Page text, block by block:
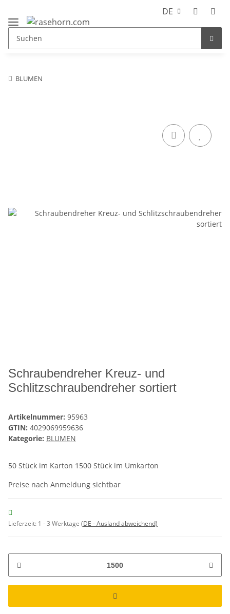
DE
BLUMEN
Schraubendreher Kreuz- und
Schlitzschraubendreher sortiert
Artikelnummer: 95963
GTIN: 4029069959636
Kategorie: BLUMEN
50 Stück im Karton 1500 Stück im Umkarton
Preise nach Anmeldung sichtbar
Lieferzeit: 1 - 3 Werktage (DE - Ausland abweichend)